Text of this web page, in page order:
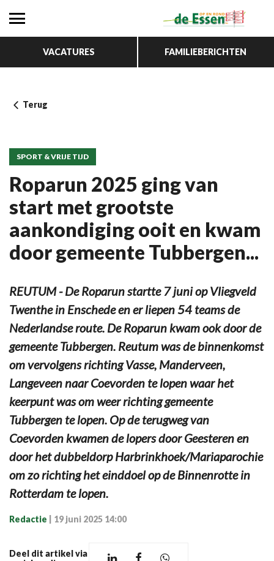
VACATURES FAMILIEBERICHTEN
Terug
SPORT & VRIJE TIJD
Roparun 2025 ging van
start met grootste
aankondiging ooit en kwam
door gemeente Tubbergen...
REUTUM - De Roparun startte 7 juni op Vliegveld
Twenthe in Enschede en er liepen 54 teams de
Nederlandse route. De Roparun kwam ook door de
gemeente Tubbergen. Reutum was de binnenkomst
om vervolgens richting Vasse, Manderveen,
Langeveen naar Coevorden te lopen waar het
keerpunt was om weer richting gemeente
Tubbergen te lopen. Op de terugweg van
Coevorden kwamen de lopers door Geesteren en
door het dubbeldorp Harbrinkhoek/Mariaparochie
om zo richting het einddoel op de Binnenrotte in
Rotterdam te lopen.
Redactie 19 juni 2025 14:00
Deel dit artikel via